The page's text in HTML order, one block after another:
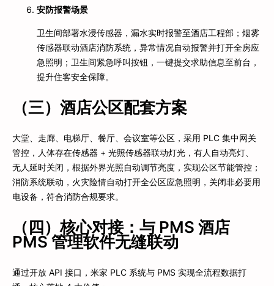
安防报警场景
卫生间部署水浸传感器，漏水实时报警至酒店工程部；烟雾
传感器联动酒店消防系统，异常情况自动报警并打开全房应
急照明；卫生间紧急呼叫按钮，一键提交求助信息至前台，
提升住客安全保障。
（三）酒店公区配套方案
大堂、走廊、电梯厅、餐厅、会议室等公区，采用 PLC 集中网关
管控，人体存在传感器 + 光照传感器联动灯光，有人自动亮灯、
无人延时关闭，根据外界光照自动调节亮度，实现公区节能管控；
消防系统联动，火灾险情自动打开全公区应急照明，关闭非必要用
电设备，符合消防合规要求。
（四）核心对接：与 PMS 酒店
PMS 管理软件无缝联动
通过开放 API 接口，米家 PLC 系统与 PMS 实现全流程数据打